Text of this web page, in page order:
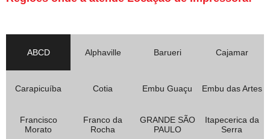
ABCD Alphaville Barueri Cajamar
Carapicuíba Cotia Embu Guaçu Embu das Artes
Francisco
Morato
Franco da
Rocha
GRANDE SÃO
PAULO
Itapecerica da
Serra